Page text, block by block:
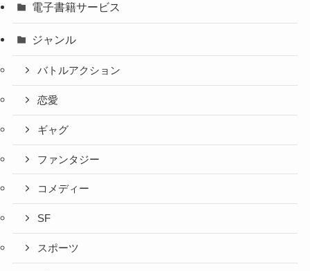
電子書籍サービス
ジャンル
バトルアクション
恋愛
ギャグ
ファンタジー
コメディー
SF
スポーツ